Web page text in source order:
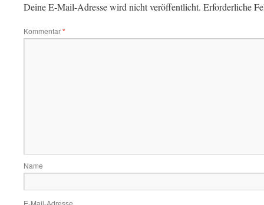
Deine E-Mail-Adresse wird nicht veröffentlicht. Erforderliche
Kommentar*
Name
E-Mail-Adresse